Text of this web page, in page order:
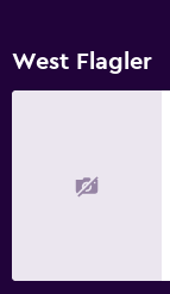
West Flagler